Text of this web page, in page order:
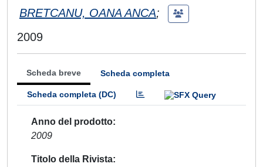
BRETCANU, OANA ANCA;
2009
Scheda breve Scheda completa
Scheda completa (DC)
Anno del prodotto
2009
Titolo della Rivista